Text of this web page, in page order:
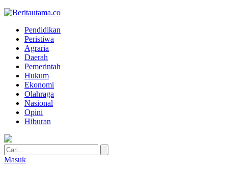
Pendidikan
Peristiwa
Agraria
Daerah
Pemerintah
Hukum
Ekonomi
Olahraga
Nasional
Opini
Hiburan
Masuk